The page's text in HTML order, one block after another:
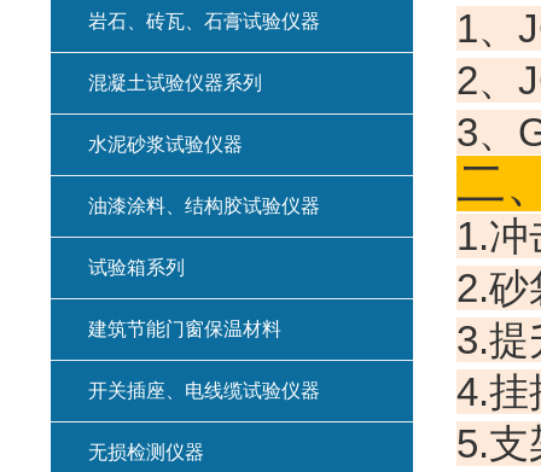
1、
2、
3、
二
1.冲
2.砂
3.提
4.挂
5.支
岩石、砖瓦、石膏试验仪器
混凝土试验仪器系列
水泥砂浆试验仪器
油漆涂料、结构胶试验仪器
试验箱系列
建筑节能门窗保温材料
开关插座、电线缆试验仪器
无损检测仪器